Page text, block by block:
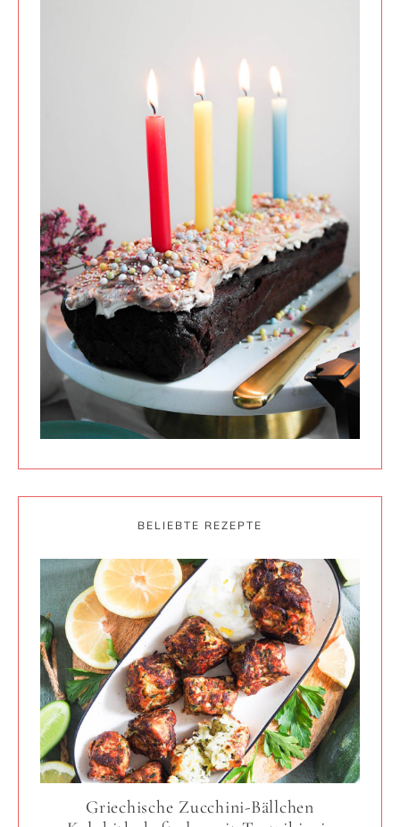
BELIEBTE REZEPTE
Griechische Zucchini-Bällchen